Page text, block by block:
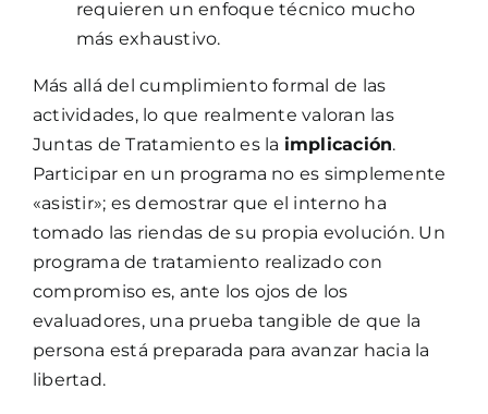
requieren un enfoque técnico mucho
más exhaustivo.
Más allá del cumplimiento formal de las
actividades, lo que realmente valoran las
Juntas de Tratamiento es la implicación.
Participar en un programa no es simplemente
«asistir»; es demostrar que el interno ha
tomado las riendas de su propia evolución. Un
programa de tratamiento realizado con
compromiso es, ante los ojos de los
evaluadores, una prueba tangible de que la
persona está preparada para avanzar hacia la
libertad.